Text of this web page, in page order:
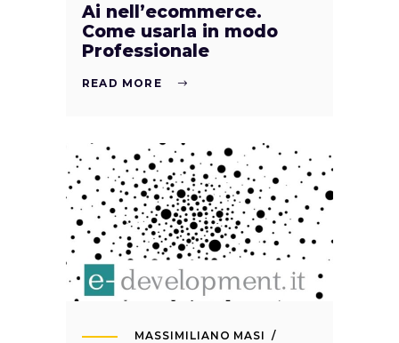
Ai nell’ecommerce.
Come usarla in modo
Professionale
READ MORE
MASSIMILIANO MASI